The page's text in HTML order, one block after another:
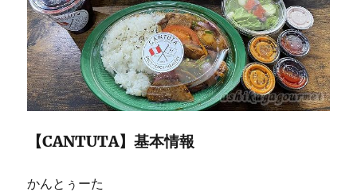
み
夜
は
居
酒
屋
に
【CANTUTA】基本情報
かんとぅーた